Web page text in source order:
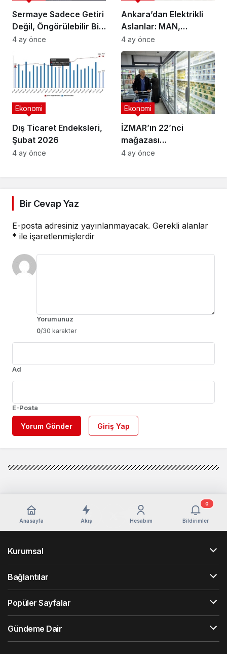
Sermaye Sadece Getiri
Değil, Öngörülebilir Bir
Ortam Arıyor
4 ay önce
Ankara’dan Elektrikli
Aslanlar: MAN,
Ankara’daki
fabrikasında eBus
üretimine başladı
4 ay önce
Dış Ticaret Endeksleri,
Şubat 2026
Ekonomi
4 ay önce
İZMAR’ın 22’nci
mağazası
Osmangazi’de açıldı
Ekonomi
4 ay önce
Bir Cevap Yaz
E-posta adresiniz yayınlanmayacak. Gerekli alanlar
* ile işaretlenmişlerdir
Yorumunuz
0/30 karakter
Ad
E-Posta
Yorum Gönder Giriş Yap
Anasayfa Akış Hesabım Bildirimler
0
Kurumsal
Bağlantılar
Popüler Sayfalar
Gündeme Dair